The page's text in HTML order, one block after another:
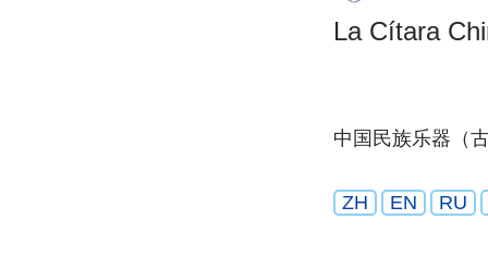
La Cítara
中国民族乐器（
ZH EN RU